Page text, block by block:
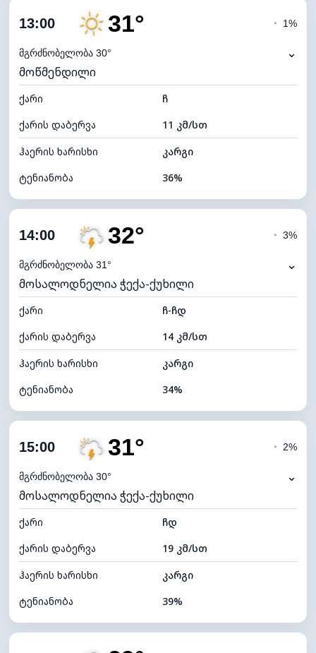
ღრუბლიანობა
ნამის წერტილი
ხილვადობა
განათების ინდექსი 4 (მკრთალი)
ღრუბლის სიმაღლე 5040 მ
13:00 31°
მგრძნობელობა 30°
◔ 1%
⌄
მოწმენდილი
ქარი
ჩ
ქარის დაბერვა
11 კმ/სთ
ჰაერის ხარისხი
კარგი
ტენიანობა
36%
ღრუბლიანობა
ნამის წერტილი
ხილვადობა
10 კმ
განათების ინდექსი 7 (ნათელი)
ღრუბლის სიმაღლე 11120 მ
14:00 32°
მგრძნობელობა 31°
◔ 3%
⌄
მოსალოდნელია ჭექა-ქუხილი
ქარი
ჩ-ჩდ
ქარის დაბერვა
14 კმ/სთ
ჰაერის ხარისხი
კარგი
ტენიანობა
34%
ღრუბლიანობა
ნამის წერტილი
ხილვადობა
9 კმ
განათების ინდექსი 7 (ნათელი)
ღრუბლის სიმაღლე 8400 მ
15:00 31°
მგრძნობელობა 30°
◔ 2%
⌄
მოსალოდნელია ჭექა-ქუხილი
ქარი
ჩდ
ქარის დაბერვა
19 კმ/სთ
ჰაერის ხარისხი
კარგი
ტენიანობა
39%